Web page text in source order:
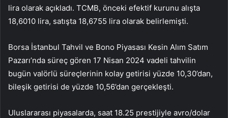
lira olarak açıkladı. TCMB, önceki efektif kurunu alışta
18,6010 lira, satışta 18,6755 lira olarak belirlemişti.
Borsa İstanbul Tahvil ve Bono Piyasası Kesin Alım Satım
Pazarı’nda süreç gören 17 Nisan 2024 vadeli tahvilin
bugün valörlü süreçlerinin kolay getirisi yüzde 10,30’dan,
bileşik getirisi de yüzde 10,56’dan gerçekleşti.
Uluslararası piyasalarda, saat 18.25 prestijiyle avro/dolar